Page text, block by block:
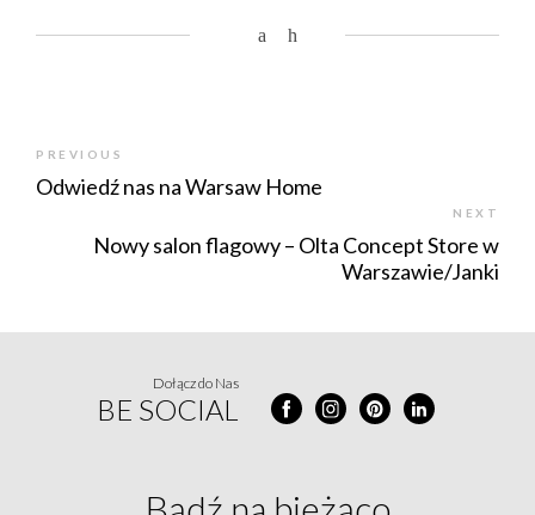
PREVIOUS
Odwiedź nas na Warsaw Home
NEXT
Nowy salon flagowy – Olta Concept Store w
Warszawie/Janki
Dołącz do Nas
BE SOCIAL